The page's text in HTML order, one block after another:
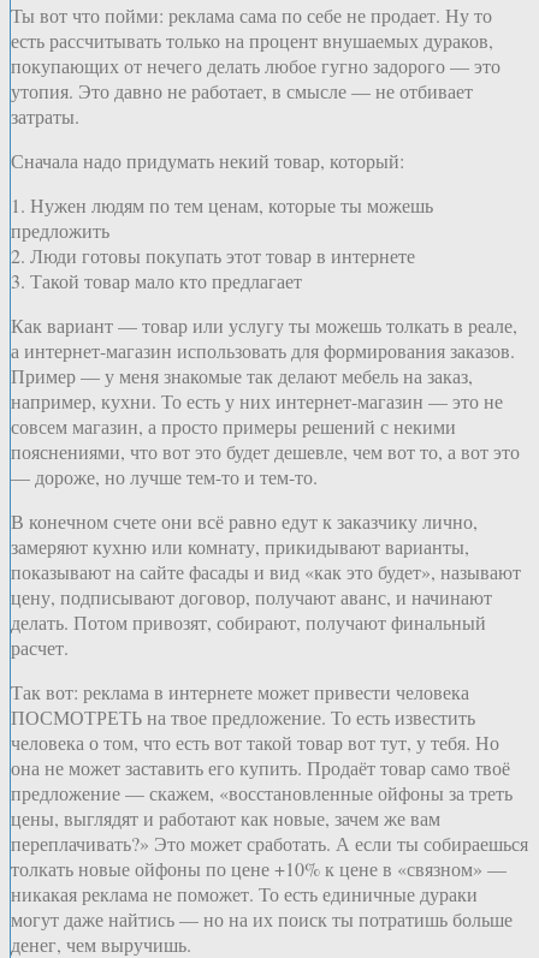
Ты вот что пойми: реклама сама по себе не продает. Ну то
есть рассчитывать только на процент внушаемых дураков,
покупающих от нечего делать любое гугно задорого — это
утопия. Это давно не работает, в смысле — не отбивает
затраты.
Сначала надо придумать некий товар, который:
1. Нужен людям по тем ценам, которые ты можешь
предложить
2. Люди готовы покупать этот товар в интернете
3. Такой товар мало кто предлагает
Как вариант — товар или услугу ты можешь толкать в реале,
а интернет-магазин использовать для формирования заказов.
Пример — у меня знакомые так делают мебель на заказ,
например, кухни. То есть у них интернет-магазин — это не
совсем магазин, а просто примеры решений с некими
пояснениями, что вот это будет дешевле, чем вот то, а вот это
— дороже, но лучше тем-то и тем-то.
В конечном счете они всё равно едут к заказчику лично,
замеряют кухню или комнату, прикидывают варианты,
показывают на сайте фасады и вид «как это будет», называют
цену, подписывают договор, получают аванс, и начинают
делать. Потом привозят, собирают, получают финальный
расчет.
Так вот: реклама в интернете может привести человека
ПОСМОТРЕТЬ на твое предложение. То есть известить
человека о том, что есть вот такой товар вот тут, у тебя. Но
она не может заставить его купить. Продаёт товар само твоё
предложение — скажем, «восстановленные ойфоны за треть
цены, выглядят и работают как новые, зачем же вам
переплачивать?» Это может сработать. А если ты собираешься
толкать новые ойфоны по цене +10% к цене в «связном» —
никакая реклама не поможет. То есть единичные дураки
могут даже найтись — но на их поиск ты потратишь больше
денег, чем выручишь.